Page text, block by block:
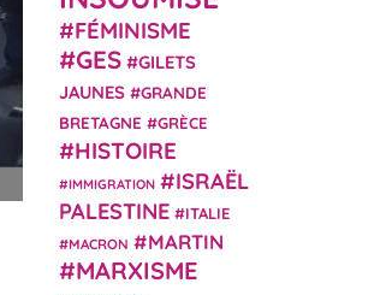
FÉMINISME
GES
GILETS
JAUNES
GRANDE
BRETAGNE
GRÈCE
HISTOIRE
IMMIGRATION
ISRAËL
PALESTINE
ITALIE
MACRON MARTIN
MARXISME